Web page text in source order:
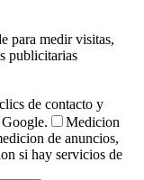
para medir visitas,
publicitarias
de contacto y
Medicion
de anuncios,
si hay servicios de